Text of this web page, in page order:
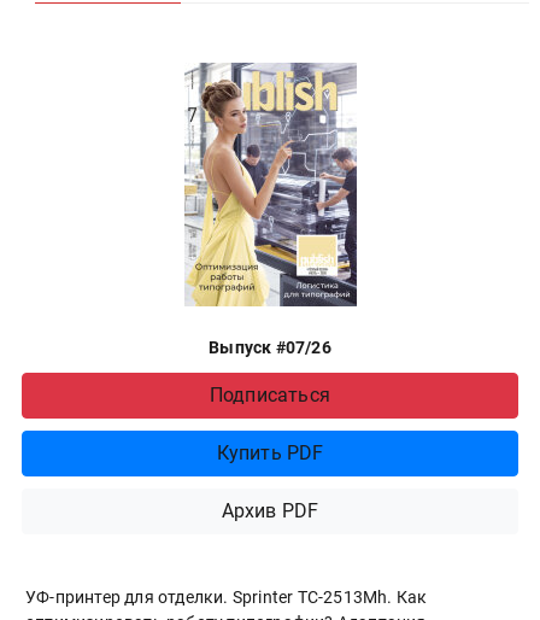
Выпуск #07/26
Подписаться
Купить PDF
Архив PDF
УФ-принтер для отделки. Sprinter ТС-2513Mh. Как